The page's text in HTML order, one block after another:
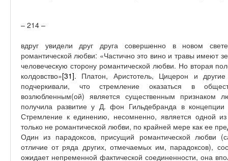
– 214 –
вдруг увидели друг друга совершенно в новом
романтической любви: «Частично это вино и травы
человеческую сторону романтической любви. Но вторая
колдовство»[31]. Платон, Аристотель, Цицерон и
подчеркивали, что стремление оказаться в
возлюбленным(ой) является существенным
получила развитие у Д. фон Гильдебранда в
Стремление к единению, несомненно, является одной
только не романтической любви, по крайней мере как ее
Один из парадоксов, присущий романтической любви
отличие от ряда других, отмечаемых им, парадоксов),
ожидает непременной фактической соединенности, она